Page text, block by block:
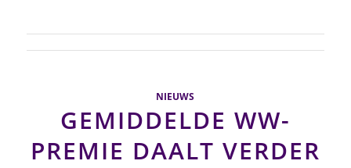
NIEUWS
GEMIDDELDE WW-
PREMIE DAALT VERDER